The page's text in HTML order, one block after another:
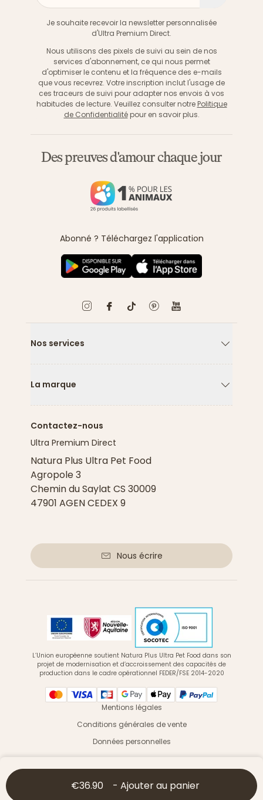
€36.90 - Ajouter au panier
Je souhaite recevoir la newsletter personnalisée
d'Ultra Premium Direct.
Nous utilisons des pixels de suivi au sein de nos
services d'abonnement, ce qui nous permet
d'optimiser le contenu et la fréquence des e-mails
que vous recevrez. Votre inscription inclut l'usage de
ces traceurs de suivi pour adapter nos envois à vos
habitudes de lecture. Veuillez consulter notre Politique
de Confidentialitépour en savoir plus.
Des preuves d'amour chaque jour
Abonné ? Téléchargez l'application
Nos services
La marque
Contactez-nous
Ultra Premium Direct
Natura Plus Ultra Pet Food
Agropole 3
Chemin du Saylat CS 30009
47901 AGEN CEDEX 9
Nous écrire
L’Union européenne soutient Natura Plus Ultra Pet Food dans son
projet de modernisation et d’accroissement des capacités de
production dans le cadre opérationnel FEDER/FSE 2014-2020
Mentions légales
Conditions générales de vente
Données personnelles
© 2026 Ultra Premium Direct - Tous droits réservés